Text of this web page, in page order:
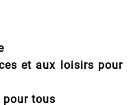
et aux loisirs pour
pour tous